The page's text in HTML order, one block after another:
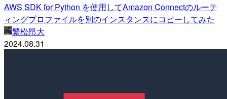
AWS SDK for Python を使用してAmazon Connectのルーテ
ィングプロファイルを別のインスタンスにコピーしてみた
繁松昂大
2024.08.31